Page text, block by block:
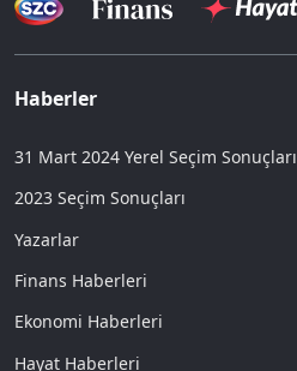
Haberler
31 Mart 2024 Yerel Seçim Sonuçları
2023 Seçim Sonuçları
Yazarlar
Finans Haberleri
Ekonomi Haberleri
Hayat Haberleri